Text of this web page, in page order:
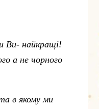
Ви- найкращі!
а не чорного
в якому ми